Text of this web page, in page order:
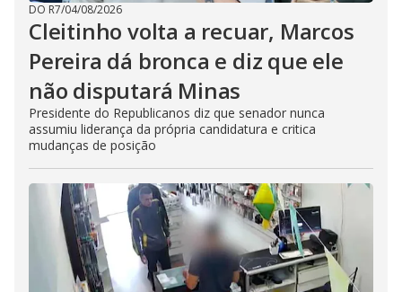
DO R7/04/08/2026
Cleitinho volta a recuar, Marcos
Pereira dá bronca e diz que ele
não disputará Minas
Presidente do Republicanos diz que senador nunca
assumiu liderança da própria candidatura e critica
mudanças de posição